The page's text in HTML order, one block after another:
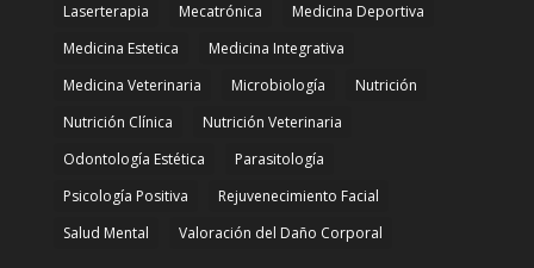
Laserterapia
Mecatrónica
Medicina Deportiva
Medicina Estetica
Medicina Integrativa
Medicina Veterinaria
Microbiología
Nutrición
Nutrición Clínica
Nutrición Veterinaria
Odontología Estética
Parasitología
Psicología Positiva
Rejuvenecimiento Facial
Salud Mental
Valoración del Daño Corporal